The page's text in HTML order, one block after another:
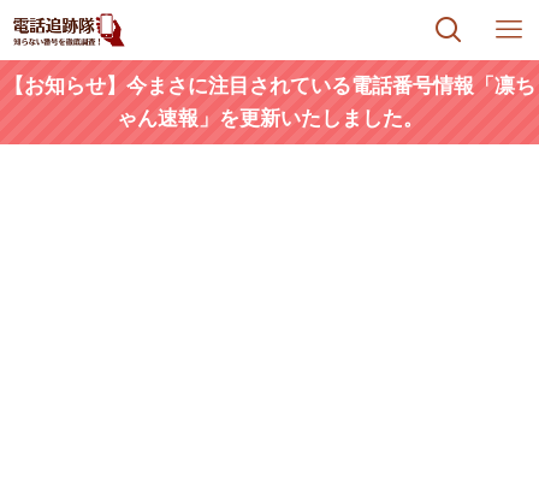
【お知らせ】今まさに注目されている電話番号情報「凛ち
ゃん速報」を更新いたしました。